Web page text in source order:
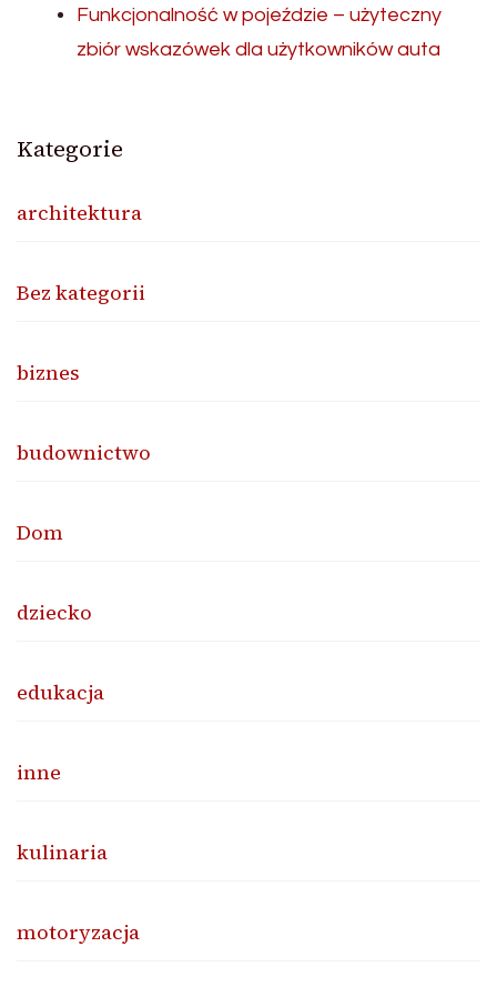
Funkcjonalność w pojeździe – użyteczny
zbiór wskazówek dla użytkowników auta
Kategorie
architektura
Bez kategorii
biznes
budownictwo
Dom
dziecko
edukacja
inne
kulinaria
motoryzacja